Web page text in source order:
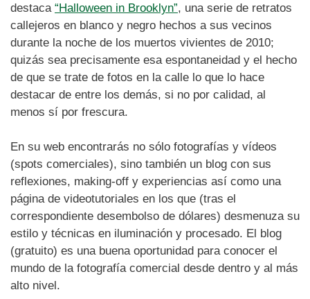
destaca “Halloween in Brooklyn”, una serie de retratos
callejeros en blanco y negro hechos a sus vecinos
durante la noche de los muertos vivientes de 2010;
quizás sea precisamente esa espontaneidad y el hecho
de que se trate de fotos en la calle lo que lo hace
destacar de entre los demás, si no por calidad, al
menos sí por frescura.
En su web encontrarás no sólo fotografías y vídeos
(spots comerciales), sino también un blog con sus
reflexiones, making-off y experiencias así como una
página de videotutoriales en los que (tras el
correspondiente desembolso de dólares) desmenuza su
estilo y técnicas en iluminación y procesado. El blog
(gratuito) es una buena oportunidad para conocer el
mundo de la fotografía comercial desde dentro y al más
alto nivel.